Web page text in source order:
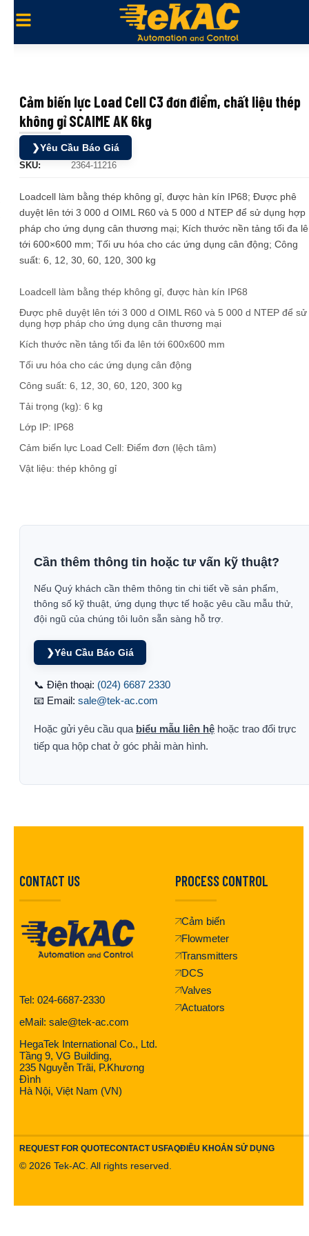
Cảm biến lực Load Cell C3 đơn điểm, chất liệu thép
không gỉ SCAIME AK 6kg
❯Yêu Cầu Báo Giá
SKU: 2364-11216
Loadcell làm bằng thép không gỉ, được hàn kín IP68; Được phê
duyệt lên tới 3 000 d OIML R60 và 5 000 d NTEP để sử dụng hợp
pháp cho ứng dụng cân thương mại; Kích thước nền tảng tối đa
tới 600×600 mm; Tối ưu hóa cho các ứng dụng cân động; Công
suất: 6, 12, 30, 60, 120, 300 kg
Loadcell làm bằng thép không gỉ, được hàn kín IP68
Được phê duyệt lên tới 3 000 d OIML R60 và 5 000 d NTEP để sử
dụng hợp pháp cho ứng dụng cân thương mại
Kích thước nền tảng tối đa lên tới 600x600 mm
Tối ưu hóa cho các ứng dụng cân động
Công suất: 6, 12, 30, 60, 120, 300 kg
Tải trọng (kg): 6 kg
Lớp IP: IP68
Cảm biến lực Load Cell: Điểm đơn (lệch tâm)
Vật liệu: thép không gỉ
Cần thêm thông tin hoặc tư vấn kỹ thuật?
Nếu Quý khách cần thêm thông tin chi tiết về sản phẩm,
thông số kỹ thuật, ứng dụng thực tế hoặc yêu cầu mẫu thử,
đội ngũ của chúng tôi luôn sẵn sàng hỗ trợ.
❯Yêu Cầu Báo Giá
📞 Điện thoại: (024) 6687 2330
📧 Email: sale@tek-ac.com
Hoặc gửi yêu cầu qua biểu mẫu liên hệ hoặc trao đổi trực
tiếp qua hộp chat ở góc phải màn hình.
CONTACT US
Tel: 024-6687-2330
eMail: sale@tek-ac.com
HegaTek International Co., Ltd.
Tầng 9, VG Building,
235 Nguyễn Trãi, P.Khương
Đình
Hà Nội, Việt Nam (VN)
PROCESS CONTROL
Cảm biến
Flowmeter
Transmitters
DCS
Valves
Actuators
REQUEST FOR QUOTECONTACT USFAQĐIỀU KHOẢN SỬ DỤNG
© 2026 Tek-AC. All rights reserved.